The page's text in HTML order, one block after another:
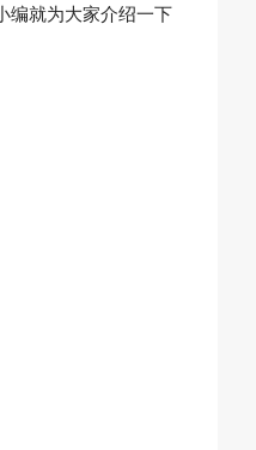
编就为大家介绍一下